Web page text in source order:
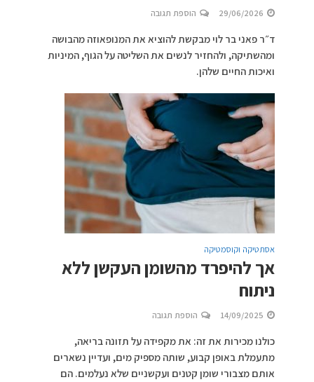
29/06/2026 הוספת תגובה
ד״ר פאני בר לוי מבקשת להוציא את המנופאוזה מהבושה
ומהשתיקה, ולהחזיר לנשים את השליטה על הגוף, המיניות
ואיכות החיים שלהן.
אסתטיקה וקוסמטיקה
אך להיפרד מהשומן העקשן ללא
ניתוח
14/09/2025 הוספת תגובה
כולנו מכירות את זה: את מקפידה על תזונה בריאה,
מתעמלת באופן קבוע, שותה מספיק מים, ועדיין נשארים
אותם מצבורי שומן קטנים ועקשניים שלא נעלמים. הם